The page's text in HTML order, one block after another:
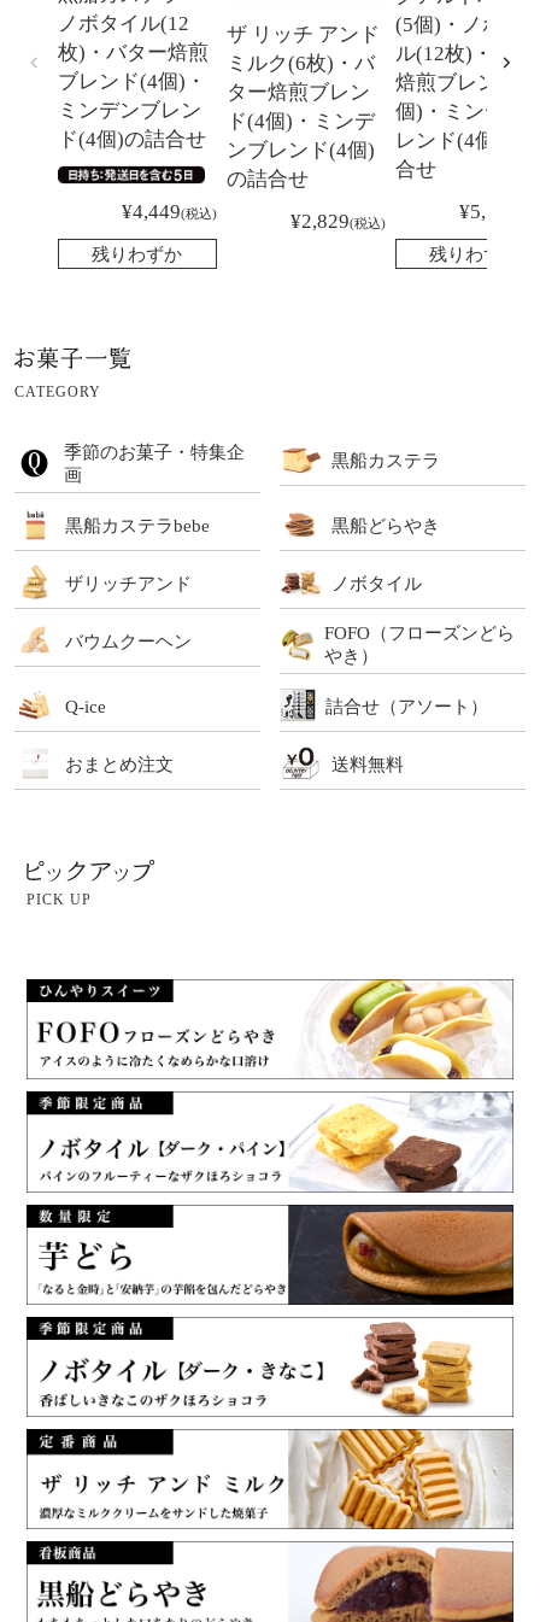
ノボタイル(12
枚)・バター焙煎
ブレンド(4個)・
ミンデンブレン
ド(4個)の詰合せ
¥4,449 税込
残りわずか
ザ リッチ アンド
ミルク(6枚)・バ
ター焙煎ブレン
ド(4個)・ミンデ
ンブレンド(4個)
の詰合せ
¥2,829 税込
(5個)・ノボタ
ル(12枚)・バタ
焙煎ブレンド(4
個)・ミンデン
レンド(4個)の
合せ
¥5,151
残りわずか
CATEGORY
季節のお菓子・特集企
画
黒船カステラ
黒船カステラbebe 黒船どらやき
ザリッチアンド ノボタイル
バウムクーヘン
FOFO（フローズンどら
やき）
Q-ice 詰合せ（アソート）
おまとめ注文 送料無料
PICK UP